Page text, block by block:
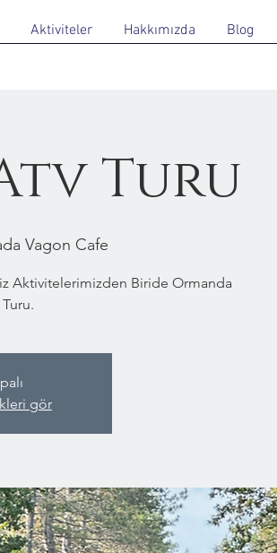
Aktiviteler Hakkımızda Blog
Turu
Vagon Cafe
Aktivitelerimizden Biride Ormanda
gör